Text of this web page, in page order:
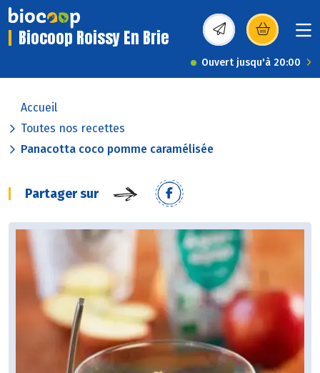
Biocoop Roissy En Brie (s’ouvre dans une
Ouvert jusqu'à 20:00
Accueil
Toutes nos recettes
Panacotta coco pomme caramélisée
Partager sur